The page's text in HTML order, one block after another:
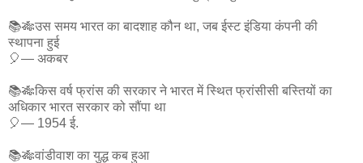
📚🎋उस समय भारत का बादशाह कौन था, जब ईस्ट इंडिया कंपनी की
स्थापना हुई
🎈— अकबर
📚🎋किस वर्ष फ्रांस की सरकार ने भारत में स्थित फ्रांसीसी बस्तियों का
अधिकार भारत सरकार को सौंपा था
🎈— 1954 ई.
📚🎋वांडीवाश का युद्ध कब हुआ